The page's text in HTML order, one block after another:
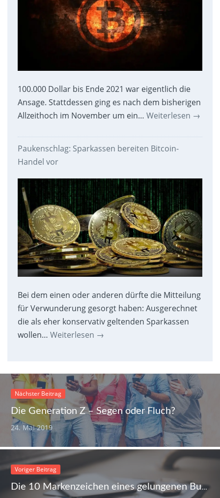
100.000 Dollar bis Ende 2021 war eigentlich die
Ansage. Stattdessen ging es nach dem bisherigen
Allzeithoch im November um ein… Weiterlesen →
Paukenschlag: Sparkassen bereiten Bitcoin-
Handel vor
Bei dem einen oder anderen dürfte die Mitteilung
für Verwunderung gesorgt haben: Ausgerechnet
die als eher konservativ geltenden Sparkassen
wollen… Weiterlesen →
Nächster Beitrag
Die Generation Z – Segen oder Fluch?
24. Mai 2019
Voriger Beitrag
Die 10 Markenzeichen eines gelungenen Business-Plans